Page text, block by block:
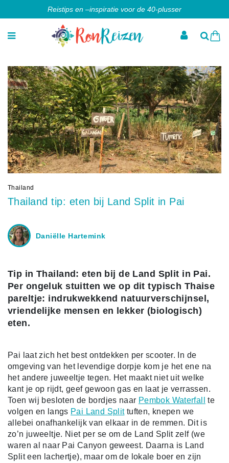
Reistips en –inspiratie voor de 40-plusser
Thailand
Thailand tip: eten bij Land Split in Pai
Daniëlle Hartemink
Tip in Thailand: eten bij de Land Split in Pai.
Per ongeluk stuitten we op dit typisch Thaise
pareltje: indrukwekkend natuurverschijnsel,
vriendelijke mensen en lekker (biologisch)
eten.
Pai laat zich het best ontdekken per scooter. In de
omgeving van het levendige dorpje kom je het ene na
het andere juweeltje tegen. Het maakt niet uit welke
kant je op rijdt, geef gewoon gas en laat je verrassen.
Toen wij besloten de bordjes naar Pembok Waterfall
te
volgen en langs Pai Land Splittuften, knepen we
allebei onafhankelijk van elkaar in de remmen. Dit is
zo’n juweeltje. Niet per se om de Land Split zelf (we
waren al naar Pai Canyon geweest. Daarna is Land
Split een lachertje), maar om de lokale boer en zijn